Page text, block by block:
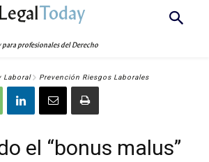
Today
para profesionales del Derecho
Laboral Prevención Riesgos Laborales
el “bonus malus”